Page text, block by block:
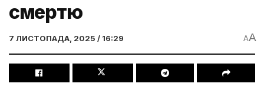
смертю
7 ЛИСТОПАДА, 2025 / 16:29 AA